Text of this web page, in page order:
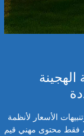
الأسعار لأنظمة
فقط محتوى مهني قيم